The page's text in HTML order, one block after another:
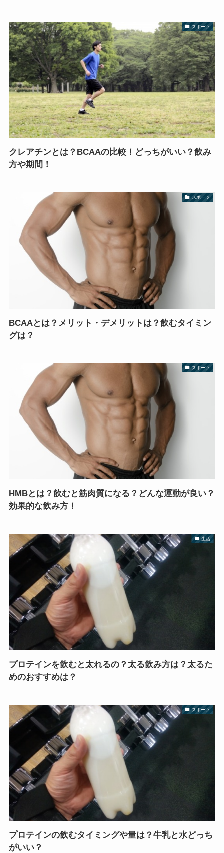
スポーツ
クレアチンとは？BCAAの比較！どっちがいい？飲み
方や期間！
スポーツ
BCAAとは？メリット・デメリットは？飲むタイミン
グは？
スポーツ
HMBとは？飲むと筋肉質になる？どんな運動が良い？
効果的な飲み方！
生活
プロテインを飲むと太れるの？太る飲み方は？太るた
めのおすすめは？
スポーツ
プロテインの飲むタイミングや量は？牛乳と水どっち
がいい？